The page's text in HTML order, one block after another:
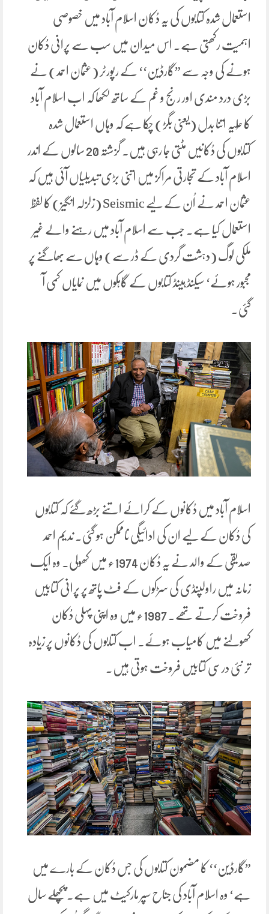
استعمال شدہ کتابوں کی یہ دُکان اسلام آباد میں خصوصی
اہمیت رکھتی ہے۔ اس میدان میں سب سے پرانی دُکان
ہونے کی وجہ سے ”گارڈین‘‘ کے رپورٹر (عثمان احمد) نے
بڑی درد مندی اور رنج و غم کے ساتھ لکھا کہ اب اسلام آباد
کا حُلیہ اتنا بدل (یعنی بگڑ) چکا ہے کہ وہاں استعمال شدہ
کتابوں کی دُکانیں مٹتی جا رہی ہیں۔ گزشتہ 20 سالوں کے اندر
اسلام آباد کے تجارتی مراکز میں اتنی بڑی تبدیلیاں آئی ہیں کہ
عثمان احمد نے اُن کے لیے Seismic (زلزلہ انگیز) کا لفظ
استعمال کیا ہے۔ جب سے اسلام آباد میں رہنے والے غیر
ملکی لوگ (دہشت گردی کے ڈر سے) وہاں سے بھاگنے پر
مجبور ہوئے‘ سیکنڈ ہینڈ کتابوں کے گاہکوں میں نمایاں کمی آ
گئی۔
اسلام آباد میں دُکانوں کے کرائے اتنے بڑھ گئے کہ کتابوں
کی دُکان کے لیے ان کی ادائیگی ناممکن ہو گئی۔ ندیم احمد
صدیقی کے والد نے یہ دُکان 1974ء میں کھولی۔ وہ ایک
زمانہ میں راولپنڈی کی سڑکوں کے فٹ پاتھ پر پرانی کتابیں
فروخت کرتے تھے۔ 1987ء میں وہ اپنی پہلی دُکان
کھولنے میں کامیاب ہوئے۔ اب کتابوں کی دُکانوں پر زیادہ
تر نئی درسی کتابیں فروخت ہوتی ہیں۔
”گارڈین‘‘ کا مضمون کتابوں کی جس دُکان کے بارے میں
ہے‘ وہ اسلام آباد کی جناح سپر مارکیٹ میں ہے۔ پچھلے سال